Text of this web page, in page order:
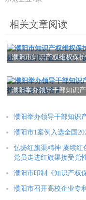
相关文章阅读
濮阳市知识产权维权保
权工作
濮阳举办领导干部知识
濮阳举办领导干部知识
濮阳市1案例入选全国
弘扬红旗渠精神 赓续
党员走进红旗渠接受党
濮阳市印制《知识产权
濮阳市召开高校企业专